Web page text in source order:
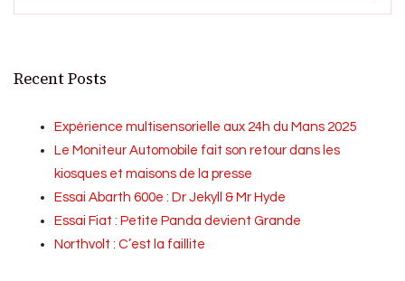
Recent Posts
Expérience multisensorielle aux 24h du Mans 2025
Le Moniteur Automobile fait son retour dans les
kiosques et maisons de la presse
Essai Abarth 600e : Dr Jekyll & Mr Hyde
Essai Fiat : Petite Panda devient Grande
Northvolt : C’est la faillite